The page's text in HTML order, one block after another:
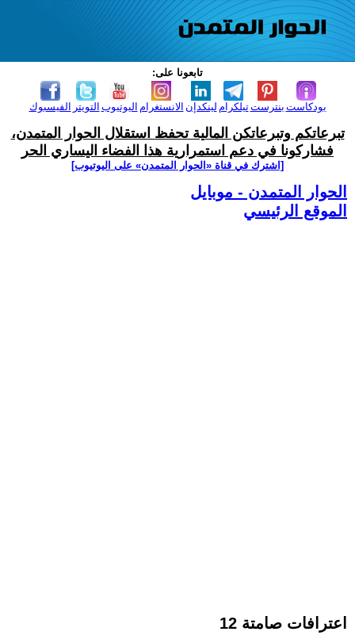
تابعونا على:
الفيسبوك التويتر اليوتيوب الانستغرام لينكدإن تيلكرامبنترست بودكاست
تبرعاتكم وتبرعاتكن المالية تحفظ استقلال الحوار المتمدن،
فشاركونا في دعم استمرارية هذا الفضاء اليساري الحر
[اشترك في قناة ‫«الحوار المتمدن» على اليوتيوب]
الحوار المتمدن - موبايل
الموقع الرئيسي
اعترافات صامتة 12